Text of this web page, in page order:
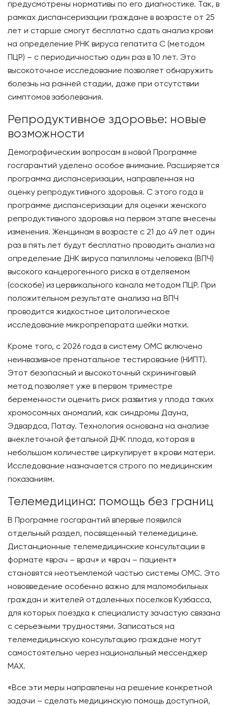
предусмотрены нормативы по его диагностике. Так, в
рамках диспансеризации граждане в возрасте от 25
лет и старше смогут бесплатно сдать анализ крови
на определение РНК вируса гепатита С (методом
ПЦР) – с периодичностью один раз в 10 лет. Это
высокоточное исследование позволяет обнаружить
болезнь на ранней стадии, даже при отсутствии
симптомов заболевания.
Репродуктивное здоровье: новые
возможности
Демографическим вопросам в новой Программе
госгарантий уделено особое внимание. Расширяется
программа диспансеризации, направленная на
оценку репродуктивного здоровья. С этого года в
программе диспансеризации для оценки женского
репродуктивного здоровья на первом этапе внесены
изменения. Женщинам в возрасте с 21 до 49 лет один
раз в пять лет будут бесплатно проводить анализ на
определение ДНК вируса папилломы человека (ВПЧ)
высокого канцерогенного риска в отделяемом
(соскобе) из цервикального канала методом ПЦР. При
положительном результате анализа на ВПЧ
проводится жидкостное цитологическое
исследование микропрепарата шейки матки.
Кроме того, с 2026 года в систему ОМС включено
неинвазивное пренатальное тестирование (НИПТ).
Этот безопасный и высокоточный скрининговый
метод позволяет уже в первом триместре
беременности оценить риск развития у плода таких
хромосомных аномалий, как синдромы Дауна,
Эдвардса, Патау. Технология основана на анализе
внеклеточной фетальной ДНК плода, которая в
небольшом количестве циркулирует в крови матери.
Исследование назначается строго по медицинским
показаниям.
Телемедицина: помощь без границ
В Программе госгарантий впервые появился
отдельный раздел, посвященный телемедицине.
Дистанционные телемедицинские консультации в
формате «врач – врач» и «врач – пациент»
становятся неотъемлемой частью системы ОМС. Это
нововведение особенно важно для маломобильных
граждан и жителей отдаленных поселков Кузбасса,
для которых поездка к специалисту зачастую связана
с серьезными трудностями. Записаться на
телемедицинскую консультацию граждане могут
самостоятельно через национальный мессенджер
MAX.
«Все эти меры направлены на решение конкретной
задачи – сделать медицинскую помощь доступной,